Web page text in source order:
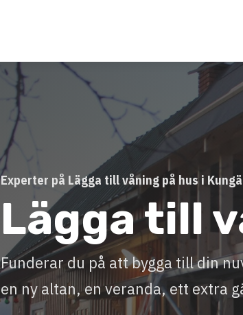
Experter på Lägga till våning på hus i
Lägga till
Funderar du på att bygga till din
en ny altan, en veranda, ett extra